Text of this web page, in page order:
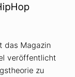
das Magazin
veröffentlicht
zu